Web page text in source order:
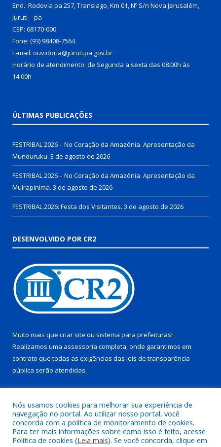
End.: Rodovia pa 257, Translago, Km 01, Nº S/n Nova Jerusalém,
Juruti – pa
CEP: 68170-000
Fone: (93) 98408-7564
E-mail: ouvidoria@juruti.pa.gov.br
Horário de atendimento: de Segunda a sexta das 08:00h às
14:00h
ÚLTIMAS PUBLICAÇÕES
FESTRIBAL 2026 – No Coração da Amazônia. Apresentação da
Munduruku. 3 de agosto de 2026
FESTRIBAL 2026 – No Coração da Amazônia. Apresentação da
Muirapinima. 3 de agosto de 2026
FESTRIBAL 2026: Festa dos Visitantes. 3 de agosto de 2026
DESENVOLVIDO POR CR2
Muito mais que criar site ou sistema para prefeituras!
Realizamos uma assessoria completa, onde garantimos em
contrato que todas as exigências das leis de transparência
pública serão atendidas.
Todos os direitos reservados a Prefeitura Municipal de Juruti.
Nós usamos cookies para melhorar sua experiência de
navegação no portal. Ao utilizar nosso portal, você
concorda com a política de monitoramento de cookies.
Para ter mais informações sobre como isso é feito, acesse
Política de cookies (Leia mais). Se você concorda, clique em